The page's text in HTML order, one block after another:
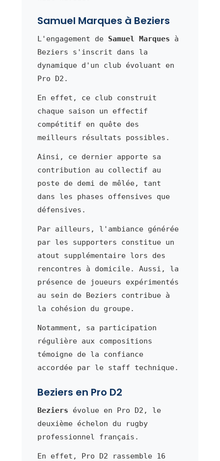
Samuel Marques à Beziers
L'engagement de Samuel Marques à
Beziers s'inscrit dans la
dynamique d'un club évoluant en
Pro D2.
En effet, ce club construit
chaque saison un effectif
compétitif en quête des
meilleurs résultats possibles.
Ainsi, ce dernier apporte sa
contribution au collectif au
poste de demi de mêlée, tant
dans les phases offensives que
défensives.
Par ailleurs, l'ambiance générée
par les supporters constitue un
atout supplémentaire lors des
rencontres à domicile. Aussi, la
présence de joueurs expérimentés
au sein de Beziers contribue à
la cohésion du groupe.
Notamment, sa participation
régulière aux compositions
témoigne de la confiance
accordée par le staff technique.
Beziers en Pro D2
Beziers évolue en Pro D2, le
deuxième échelon du rugby
professionnel français.
En effet, Pro D2 rassemble 16